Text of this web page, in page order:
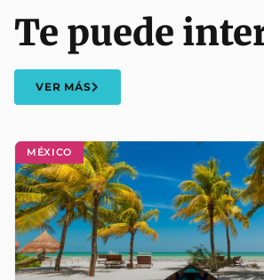
MÉXICO
Te puede
VER MÁS